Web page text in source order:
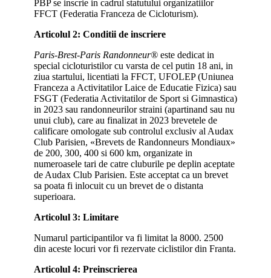
PBP se inscrie in cadrul statutului organizatiilor
FFCT (Federatia Franceza de Cicloturism).
Articolul 2: Conditii de inscriere
Paris-Brest-Paris Randonneur® este dedicat in
special cicloturistilor cu varsta de cel putin 18 ani, in
ziua startului, licentiati la FFCT, UFOLEP (Uniunea
Franceza a Activitatilor Laice de Educatie Fizica) sau
FSGT (Federatia Activitatilor de Sport si Gimnastica)
in 2023 sau randonneurilor straini (apartinand sau nu
unui club), care au finalizat in 2023 brevetele de
calificare omologate sub controlul exclusiv al Audax
Club Parisien, «Brevets de Randonneurs Mondiaux»
de 200, 300, 400 si 600 km, organizate in
numeroasele tari de catre cluburile pe deplin aceptate
de Audax Club Parisien. Este acceptat ca un brevet
sa poata fi inlocuit cu un brevet de o distanta
superioara.
Articolul 3: Limitare
Numarul participantilor va fi limitat la 8000. 2500
din aceste locuri vor fi rezervate ciclistilor din Franta.
Articolul 4: Preinscrierea